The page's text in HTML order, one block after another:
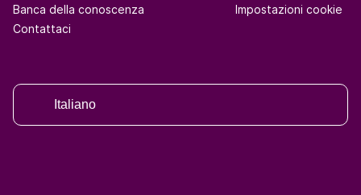
Banca della conoscenza
Contattaci
Impostazioni cookie
Italiano